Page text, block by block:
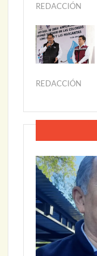
REDACCIÓN
l
i
o
,
0
2
6
REDACCIÓN
l
o
2
2
,
2
6